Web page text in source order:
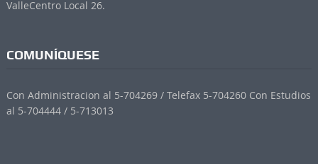
ValleCentro Local 26.
COMUNÍQUESE
Con Administracion al 5-704269 / Telefax 5-704260 Con Estudios
al 5-704444 / 5-713013